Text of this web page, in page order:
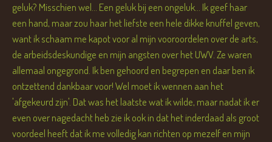
geluk? Misschien wel... Een geluk bij een ongeluk... Ik geef haar
een hand, maar zou haar het liefste een hele dikke knuffel geven,
want ik schaam me kapot voor al mijn vooroordelen over de arts,
de arbeidsdeskundige en mijn angsten over het UWV. Ze waren
allemaal ongegrond. Ik ben gehoord en begrepen en daar ben ik
ontzettend dankbaar voor! Wel moet ik wennen aan het
'afgekeurd zijn'. Dat was het laatste wat ik wilde, maar nadat ik er
even over nagedacht heb zie ik ook in dat het inderdaad als groot
voordeel heeft dat ik me volledig kan richten op mezelf en mijn